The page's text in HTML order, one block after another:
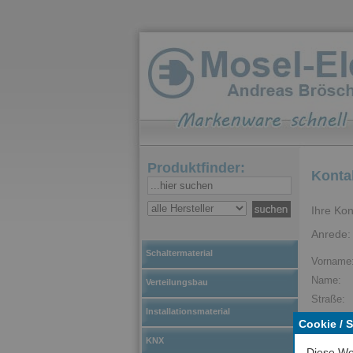
Cookie /
Produktfinder:
Schaltermaterial
Verteilungsbau
Installationsmaterial
KNX
Ihre
Anrede:
Vorname:
Name:
Straße:
Plz / Ort:
Telefon: